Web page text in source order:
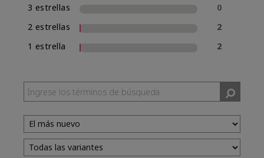
3 estrellas
0
2 estrellas
2
1 estrella
2